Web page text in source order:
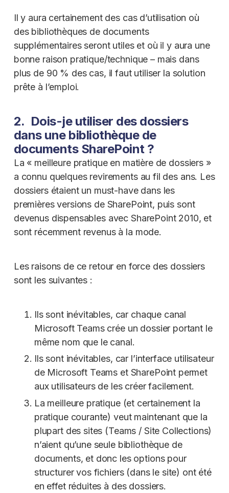
Il y aura certainement des cas d’utilisation où
des bibliothèques de documents
supplémentaires seront utiles et où il y aura une
bonne raison pratique/technique – mais dans
plus de 90 % des cas, il faut utiliser la solution
prête à l’emploi.
2. Dois-je utiliser des dossiers
dans une bibliothèque de
documents SharePoint ?
La « meilleure pratique en matière de dossiers »
a connu quelques revirements au fil des ans. Les
dossiers étaient un must-have dans les
premières versions de SharePoint, puis sont
devenus dispensables avec SharePoint 2010, et
sont récemment revenus à la mode.
Les raisons de ce retour en force des dossiers
sont les suivantes :
Ils sont inévitables, car chaque canal
Microsoft Teams crée un dossier portant le
même nom que le canal.
Ils sont inévitables, car l’interface utilisateur
de Microsoft Teams et SharePoint permet
aux utilisateurs de les créer facilement.
La meilleure pratique (et certainement la
pratique courante) veut maintenant que la
plupart des sites (Teams / Site Collections)
n’aient qu’une seule bibliothèque de
documents, et donc les options pour
structurer vos fichiers (dans le site) ont été
en effet réduites à des dossiers.